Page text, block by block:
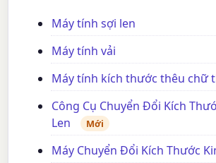
Máy tính sợi len
Máy tính vải
Máy tính kích thước thêu chữ
Công Cụ Chuyển Đổi Kích
Len
Mới
Máy Chuyển Đổi Kích Thước